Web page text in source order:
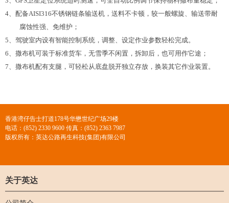
4、配备AISI316不锈钢链条输送机，送料不卡顿，较一般螺旋、输送带耐
腐蚀性强、免维护；
5、驾驶室内设有智能控制系统，调整、设定作业参数轻松完成。
6、撒布机可装于标准货车，无雪季不闲置，拆卸后，也可用作它途；
7、撒布机配有支腿，可轻松从底盘脱开独立存放，换装其它作业装置。
香港湾仔告士打道178号华懋世纪广场29楼
电话：(852) 2330 9600 传真：(852) 2363 7987
版权所有：英达公路再生科技(集团)有限公司
关于英达